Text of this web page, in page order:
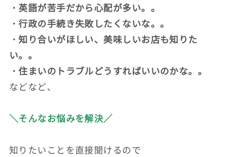
・英語が苦手だから心配が多い。。
・行政の手続き失敗したくないな。。
・知り合いがほしい、美味しいお店も知りた
い。。
・住まいのトラブルどうすればいいのかな。。
などなど、
＼そんなお悩みを解決／
知りたいことを直接聞けるので